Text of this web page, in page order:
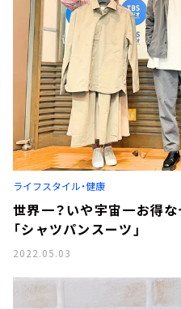
ライフスタイル・健康
世界一？いや宇宙一お得
「シャツパンスーツ」
2022.05.03